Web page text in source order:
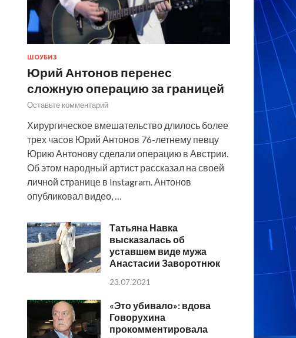
ШОУБИЗ
Юрий Антонов перенес
сложную операцию за границей
Оставьте комментарий
Хирургическое вмешательство длилось более
трех часов Юрий Антонов 76-летнему певцу
Юрию Антонову сделали операцию в Австрии.
Об этом народный артист рассказал на своей
личной странице в Instagram. Антонов
опубликовал видео, …
Татьяна Навка
высказалась об
уставшем виде мужа
Анастасии Заворотнюк
23.07.2021
«Это убивало»: вдова
Говорухина
прокомментировала